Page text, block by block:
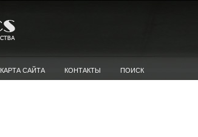
КАРТА САЙТА КОНТАКТЫ ПОИСК